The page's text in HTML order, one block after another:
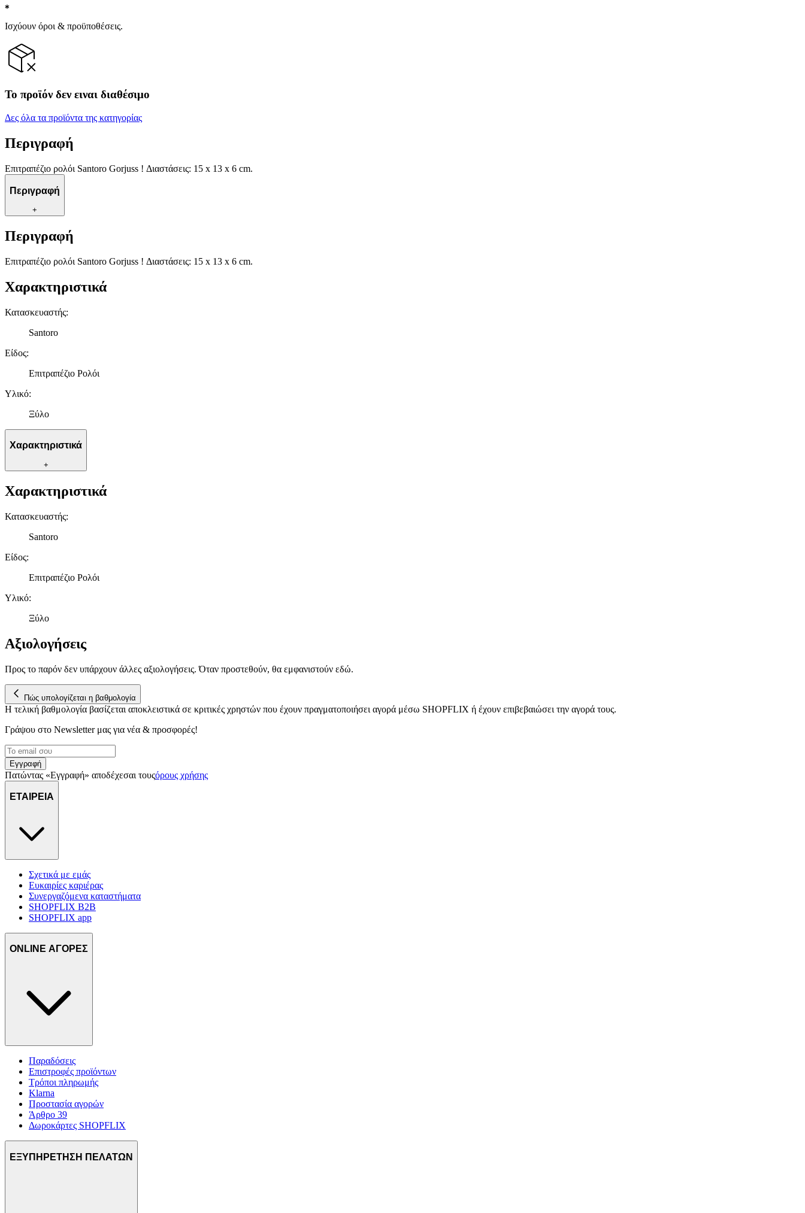
Ισχύουν όροι & προϋποθέσεις.
Το προϊόν δεν ειναι διαθέσιμο
Δες όλα τα προϊόντα της κατηγορίας
Περιγραφή
Επιτραπέζιο ρολόι Santoro Gorjuss ! Διαστάσεις: 15 x 13 x 6 cm.
Περιγραφή
+
Περιγραφή
Επιτραπέζιο ρολόι Santoro Gorjuss ! Διαστάσεις: 15 x 13 x 6 cm.
Χαρακτηριστικά
Κατασκευαστής:
Santoro
Είδος:
Επιτραπέζιο Ρολόι
Υλικό:
Ξύλο
Χαρακτηριστικά
+
Χαρακτηριστικά
Κατασκευαστής:
Santoro
Είδος:
Επιτραπέζιο Ρολόι
Υλικό:
Ξύλο
Αξιολογήσεις
Προς το παρόν δεν υπάρχουν άλλες αξιολογήσεις. Όταν προστεθούν, θα εμφανιστούν εδώ.
Πώς υπολογίζεται η βαθμολογία
Η τελική βαθμολογία βασίζεται αποκλειστικά σε κριτικές χρηστών που έχουν πραγματοποιήσει αγορά μέσω SHOPFLIX ή έχουν επιβεβαιώσει την αγορά τους.
Γράψου στο Νewsletter μας για νέα & προσφορές!
Εγγραφή
Πατώντας «Εγγραφή» αποδέχεσαι τουςόρους χρήσης
ΕΤΑΙΡΕΙΑ
Σχετικά με εμάς
Ευκαιρίες καριέρας
Συνεργαζόμενα καταστήματα
SHOPFLIX B2B
SHOPFLIX app
ONLINE ΑΓΟΡΕΣ
Παραδόσεις
Επιστροφές προϊόντων
Τρόποι πληρωμής
Klarna
Προστασία αγορών
Άρθρο 39
Δωροκάρτες SHOPFLIX
ΕΞΥΠΗΡΕΤΗΣΗ ΠΕΛΑΤΩΝ